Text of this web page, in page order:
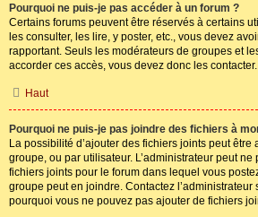
Pourquoi ne puis-je pas accéder à un forum ?
Certains forums peuvent être réservés à certains
les consulter, les lire, y poster, etc., vous devez
rapportant. Seuls les modérateurs de groupes et
accorder ces accès, vous devez donc les contacter.
Haut
Pourquoi ne puis-je pas joindre des fichiers à
La possibilité d’ajouter des fichiers joints peut être
groupe, ou par utilisateur. L’administrateur peut ne
fichiers joints pour le forum dans lequel vous
groupe peut en joindre. Contactez l’administrateur
pourquoi vous ne pouvez pas ajouter de fichiers